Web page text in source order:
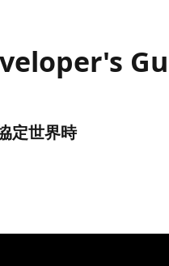
定世界時